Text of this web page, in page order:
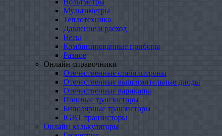
Вольтметры
Мультиметры
Теплотехника
Давление и расход
Весы
Комбинированные приборы
Разное
Онлайн справочники
Отечественные стабилитроны
Отечественные выпрямительные диоды
Отечественные варикапы
Полевые транзисторы
Биполярные транзисторы
IGBT транзисторы
Онлайн калькуляторы